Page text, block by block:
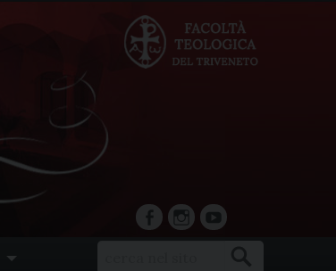
facebookInstagram
YouTube